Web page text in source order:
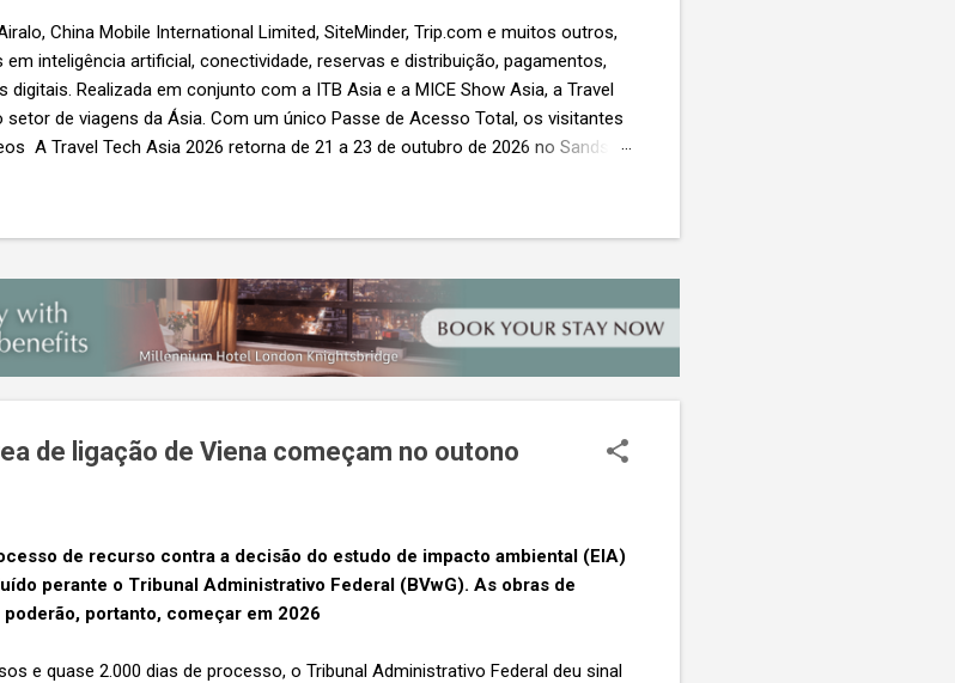
China Mobile International Limited, SiteMinder, Trip.com e muitos outros,
inteligência artificial, conectividade, reservas e distribuição, pagamentos,
Realizada em conjunto com a ITB Asia e a MICE Show Asia, a Travel
de viagens da Ásia. Com um único Passe de Acesso Total, os visitantes
A Travel Tech Asia 2026 retorna de 21 a 23 de outubro de 2026 no Sands
as principais tendências que impulsionam a próxima geração da
de ligação de Viena começam no outono
de recurso contra a decisão do estudo de impacto ambiental (EIA)
perante o Tribunal Administrativo Federal (BVwG). As obras de
portanto, começar em 2026
e quase 2.000 dias de processo, o Tribunal Administrativo Federal deu sinal